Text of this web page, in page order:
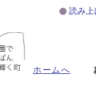
読み上
ホームへ